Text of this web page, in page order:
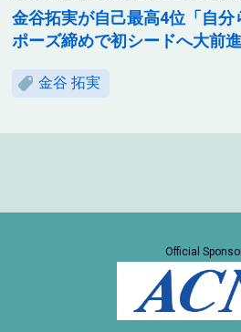
金谷拓実が自己最高4位「自
ポーズ締めで初シードへ大前進
金谷 拓実
Official